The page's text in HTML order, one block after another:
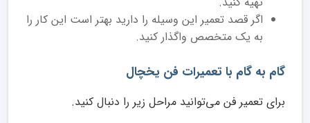
اگر قصد تعمیر این وسیله را دارید بهتر است این کار را
به یک متخصص واگذار کنید.
گام به گام با تعمیرات فن یخچال
برای تعمیر فن می‌توانید مراحل زیر را دنبال کنید.